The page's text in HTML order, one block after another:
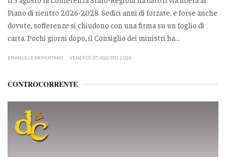
Piano di rientro 2026-2028. Sedici anni di forzate, e forse anche
dovute, sofferenze si chiudono con una firma su un foglio di
carta. Pochi giorni dopo, il Consiglio dei ministri ha...
EMANUELE ARMENTANO VENERDÌ 07 AGOSTO 2026
CONTROCORRENTE